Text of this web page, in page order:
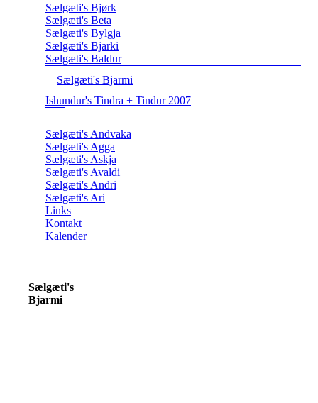
Sælgæti's Bjørk
Sælgæti's Beta
Sælgæti's Bylgja
Sælgæti's Bjarki
Sælgæti's Baldur
Sælgæti's Bjarmi
Ishundur's Tindra + Tindur 2007
Sælgæti's Andvaka
Sælgæti's Agga
Sælgæti's Askja
Sælgæti's Avaldi
Sælgæti's Andri
Sælgæti's Ari
Links
Kontakt
Kalender
Sælgæti's
Bjarmi